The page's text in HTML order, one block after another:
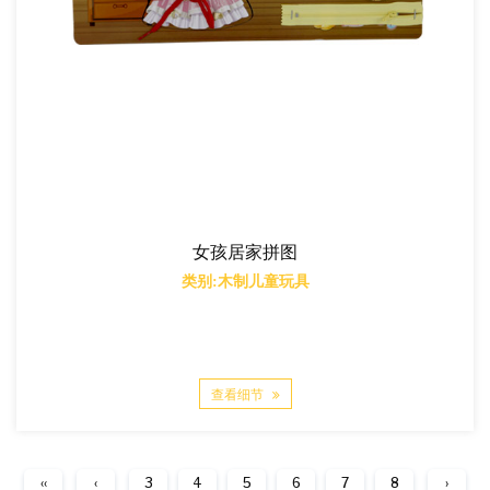
女孩居家拼图
类别:木制儿童玩具
查看细节
‹‹ ‹ 3 4 5 6 7 8 ›